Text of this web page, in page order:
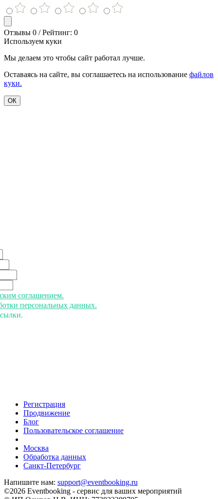
Отзывы 0 / Рейтинг: 0
Используем куки
Мы делаем это чтобы сайт работал лучше.
Оставаясь на сайте, вы соглашаетесь на использование файлов
куки.
ОК
соглашением.
персональных данных.
Регистрация
Продвижение
Блог
Пользовательское соглашение
Москва
Обработка данных
Санкт-Петербург
Напишите нам: support@eventbooking.ru
©2026 Eventbooking - сервис для ваших мероприятий